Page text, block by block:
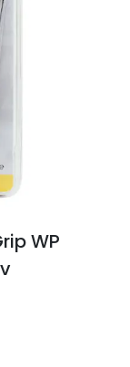
WP